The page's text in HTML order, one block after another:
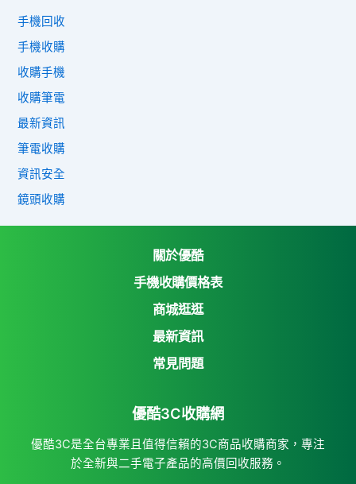
手機回收
手機收購
收購手機
收購筆電
最新資訊
筆電收購
資訊安全
鏡頭收購
關於優酷
手機收購價格表
商城逛逛
優酷3C收購網
Yahoo購物中心
7-11 i open mall
蝦皮購物
最新資訊
常見問題
優酷3C收購網
優酷3C是全台專業且值得信賴的3C商品收購商家，專注
於全新與二手電子產品的高價回收服務。